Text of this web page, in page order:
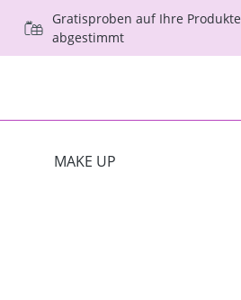
Gratisproben auf Ihre Produkte
abgestimmt
MAKE UP